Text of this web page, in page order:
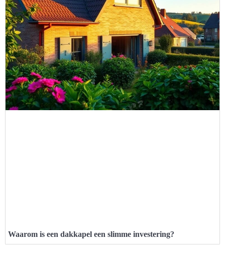
Waarom is een dakkapel een slimme investering?